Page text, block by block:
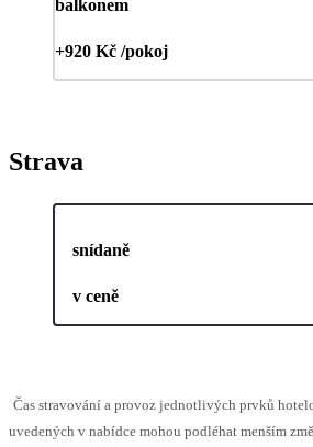
balkonem
+920 Kč /pokoj
Strava
snídaně
v ceně
Čas stravování a provoz jednotlivých prvků
uvedených v nabídce mohou podléhat menším